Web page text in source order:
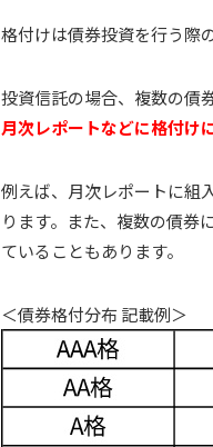
格付けは債券投資を行う際
投資信託の場合、複数の債
月次レポートなどに格付け
例えば、月次レポートに組
ります。また、複数の債券
ていることもあります。
＜債券格付分布 記載例＞